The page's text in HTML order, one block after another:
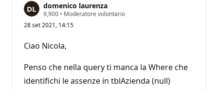
domenico laurenza
9,900 P
n
i
d
r
e
p
u
• Moderatore volontario
28 set 2021, 14:15
Ciao Nicola,
Penso che nella query ti manca la Where che
identifichi le assenze in tblAzienda (null)